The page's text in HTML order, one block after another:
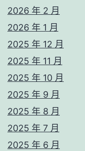
2026 年 2 月
2026 年 1 月
2025 年 12 月
2025 年 11 月
2025 年 10 月
2025 年 9 月
2025 年 8 月
2025 年 7 月
2025 年 6 月